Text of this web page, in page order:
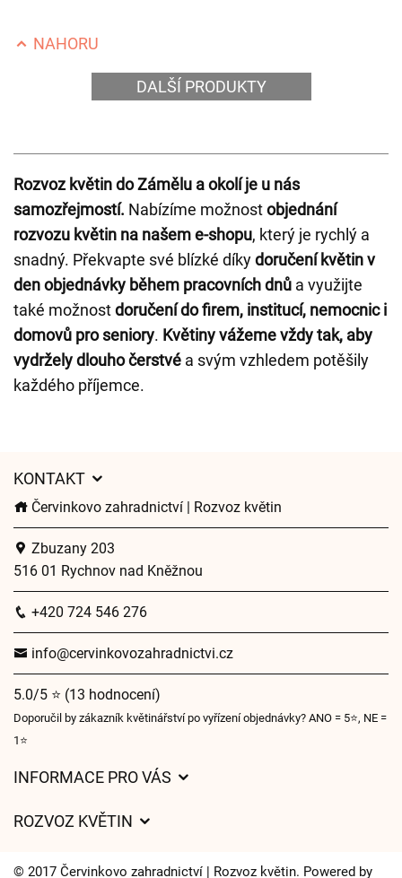
NAHORU
DALŠÍ PRODUKTY
Rozvoz květin do Zámělu a okolí je u nás
samozřejmostí. Nabízíme možnostobjednání
rozvozu květin na našem e-shopu, který je rychlý a
snadný. Překvapte své blízké díkydoručení květin v
den objednávky během pracovních dnů a využijte
také možnostdoručení do firem, institucí, nemocnic i
domovů pro seniory. Květiny vážeme vždy tak, aby
vydržely dlouho čerstvé a svým vzhledem potěšily
každého příjemce.
KONTAKT
Červinkovo zahradnictví | Rozvoz květin
Zbuzany 203
516 01 Rychnov nad Kněžnou
+420 724 546 276
info@cervinkovozahradnictvi.cz
5.0/5 ⭐ (13 hodnocení)
Doporučil by zákazník květinářství po vyřízení objednávky? ANO = 5⭐, NE =
1⭐
INFORMACE PRO VÁS
Často kladené dotazy
ROZVOZ KVĚTIN
© 2017 Červinkovo zahradnictví | Rozvoz květin. Powered by